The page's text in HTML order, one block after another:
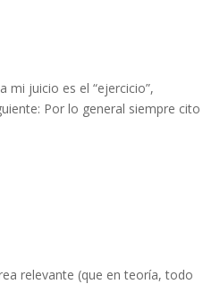
juicio es el “ejercicio”,
Por lo general siempre cito
relevante (que en teoría, todo